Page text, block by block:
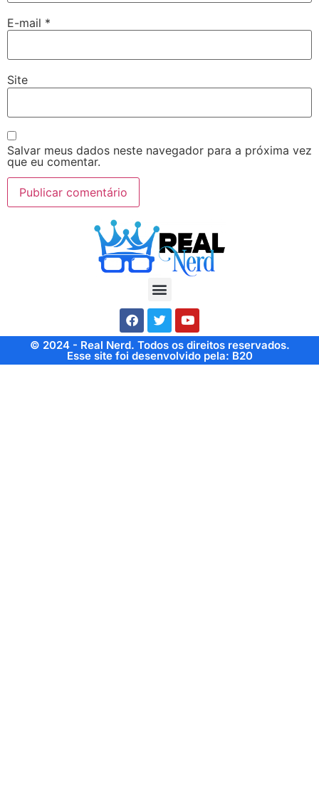
E-mail *
Site
Salvar meus dados neste navegador para a próxima vez
que eu comentar.
© 2024 - Real Nerd. Todos os direitos reservados.
Esse site foi desenvolvido pela: B20